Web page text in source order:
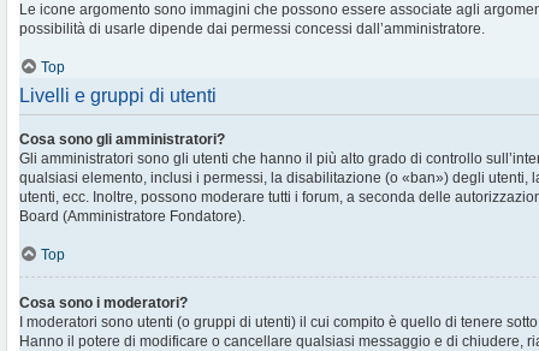
Le icone argomento sono immagini che possono essere associate agli
possibilità di usarle dipende dai permessi concessi dall’amministratore.
Top
Livelli e gruppi di utenti
Cosa sono gli amministratori?
Gli amministratori sono gli utenti che hanno il più alto grado di controllo
qualsiasi elemento, inclusi i permessi, la disabilitazione (o «ban») degli utenti,
utenti, ecc. Inoltre, possono moderare tutti i forum, a seconda delle
Board (Amministratore Fondatore).
Top
Cosa sono i moderatori?
I moderatori sono utenti (o gruppi di utenti) il cui compito è quello di tenere
Hanno il potere di modificare o cancellare qualsiasi messaggio e di chiudere,